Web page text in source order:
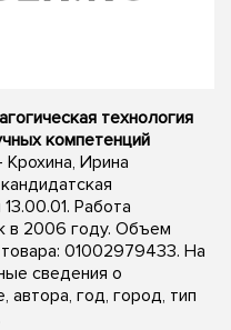
технология
компетенций
Крохина, Ирина
Работа
в 2006 году. Объем
01002979433. На
сведения о
автора, год, город, тип